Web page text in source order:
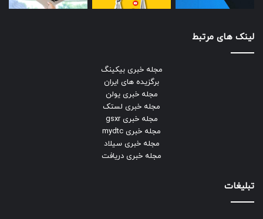
لینک های مرتبط
مجله خبری بیکینگ
برگزیده های ایران
مجله خبری یولن
مجله خبری لستک
مجله خبری gsxr
مجله خبری mydtc
مجله خبری سیلاد
مجله خبری دریافت
تبلیغات